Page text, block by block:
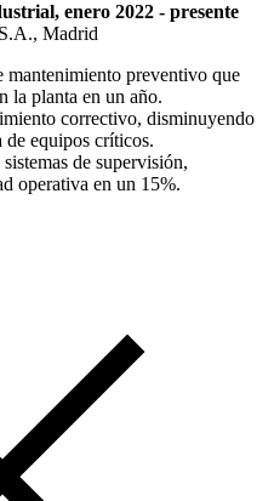
enero 2022 - presente
Madrid
mantenimiento preventivo que
la planta en un año.
correctivo, disminuyendo
de equipos críticos.
de supervisión,
operativa en un 15%.